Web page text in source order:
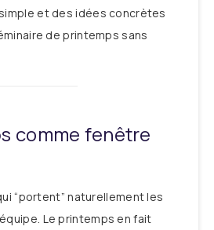
et des idées concrètes
de printemps sans
comme fenêtre
“portent” naturellement les
Le printemps en fait